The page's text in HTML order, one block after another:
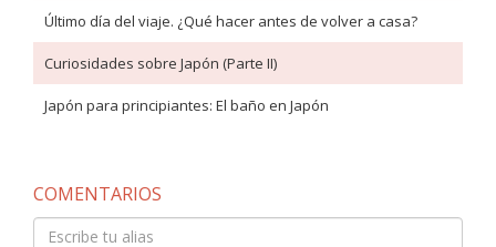
Último día del viaje. ¿Qué hacer antes de volver a casa?
Curiosidades sobre Japón (Parte II)
Japón para principiantes: El baño en Japón
COMENTARIOS